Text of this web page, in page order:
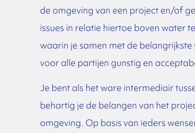
de omgeving van een project en/of
issues in relatie hiertoe boven water
waarin je samen met de
voor alle partijen gunstig en
Je bent als het ware intermediair
behartig je de belangen van het
omgeving. Op basis van ieders